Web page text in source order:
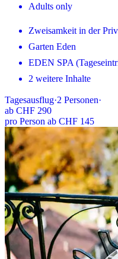
Adults only
Zweisamkeit in der
Garten Eden
EDEN SPA
2 weitere Inhalte
Tagesausflug·2 Personen·
ab CHF 290
pro Person ab CHF 145